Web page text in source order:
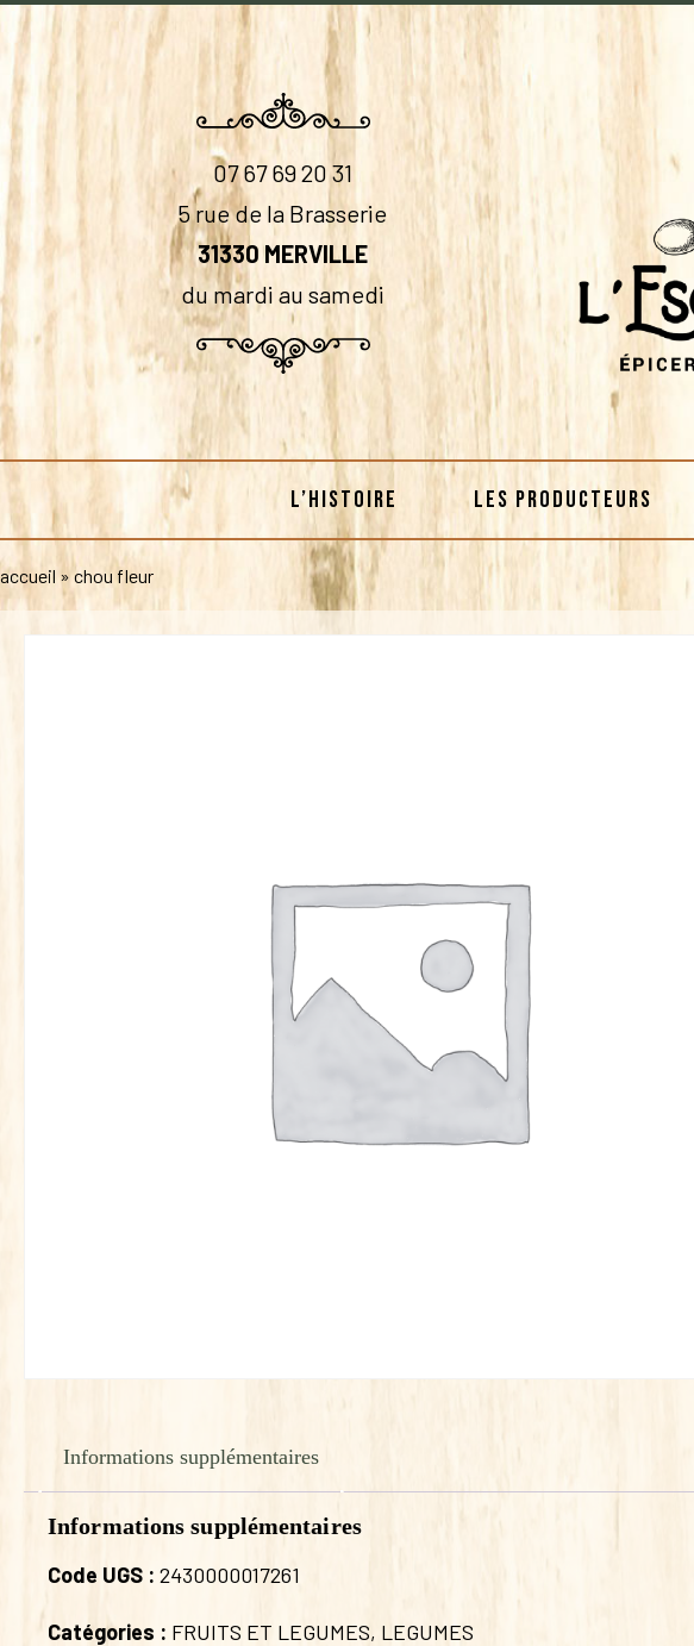
07 67 69 20 31
5 rue de la Brasserie
31330 MERVILLE
du mardi au samedi
L’HISTOIRE LES PRODUCTEURS
accueil »chou fleur
Informations supplémentaires
Informations supplémentaires
Code UGS : 2430000017261
Catégories : FRUITS ET LEGUMES, LEGUMES